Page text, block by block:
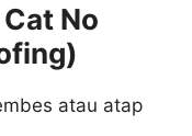
No
atau atap